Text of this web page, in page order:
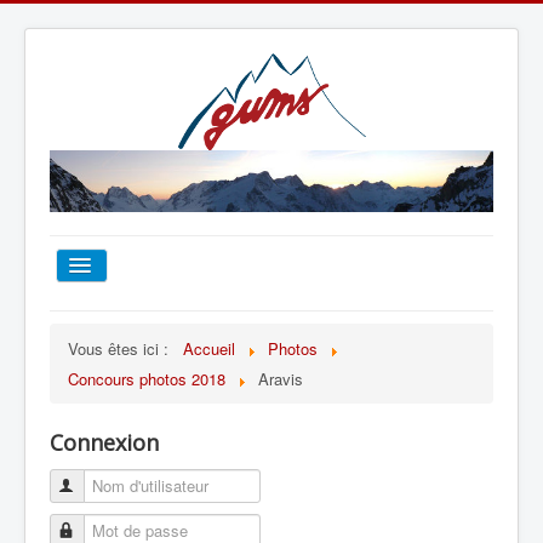
TOUT SUR LE GUMS
ESCALADE
ALPINISME
Vous êtes ici : Accueil
Photos
Concours photos 2018
Aravis
Connexion